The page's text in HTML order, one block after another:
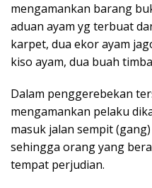
mengamankan barang
aduan ayam yg terbuat
karpet, dua ekor ayam
kiso ayam, dua buah
Dalam penggerebekan
mengamankan pelaku
masuk jalan sempit
sehingga orang yang
tempat perjudian.